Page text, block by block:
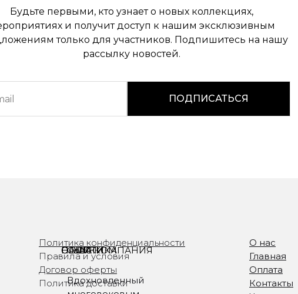
Будьте первыми, кто узнает о новых коллекциях,
и получит доступ к нашим эксклюзивным
только для участников. Подпишитесь на нашу
рассылку новостей.
ПОДПИСАТЬСЯ
Политика конфиденциальности
Правила и условия
Договор оферты
Политика доставки
О НАС
НАША КОМПАНИЯ
ПОЛИТИКА
ССЫЛКИ
О нас
Главная
Оплата
Контакты
Вдохновленный